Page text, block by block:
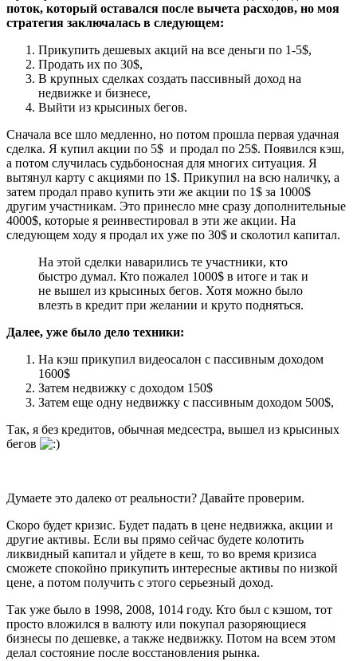
поток, который оставался после вычета расходов, но моя
стратегия заключалась в следующем:
Прикупить дешевых акций на все деньги по 1-5$,
Продать их по 30$,
В крупных сделках создать пассивный доход на
недвижке и бизнесе,
Выйти из крысиных бегов.
Сначала все шло медленно, но потом прошла первая удачная
сделка. Я купил акции по 5$ и продал по 25$. Появился кэш,
а потом случилась судьбоносная для многих ситуация. Я
вытянул карту с акциями по 1$. Прикупил на всю наличку, а
затем продал право купить эти же акции по 1$ за 1000$
другим участникам. Это принесло мне сразу дополнительные
4000$, которые я реинвестировал в эти же акции. На
следующем ходу я продал их уже по 30$ и сколотил капитал.
На этой сделки наварились те участники, кто
быстро думал. Кто пожалел 1000$ в итоге и так и
не вышел из крысиных бегов. Хотя можно было
влезть в кредит при желании и круто подняться.
Далее, уже было дело техники:
На кэш прикупил видеосалон с пассивным доходом
1600$
Затем недвижку с доходом 150$
Затем еще одну недвижку с пассивным доходом 500$,
Так, я без кредитов, обычная медсестра, вышел из крысиных
бегов
Думаете это далеко от реальности? Давайте проверим.
Скоро будет кризис. Будет падать в цене недвижка, акции и
другие активы. Если вы прямо сейчас будете колотить
ликвидный капитал и уйдете в кеш, то во время кризиса
сможете спокойно прикупить интересные активы по низкой
цене, а потом получить с этого серьезный доход.
Так уже было в 1998, 2008, 1014 году. Кто был с кэшом, тот
просто вложился в валюту или покупал разоряющиеся
бизнесы по дешевке, а также недвижку. Потом на всем этом
делал состояние после восстановления рынка.